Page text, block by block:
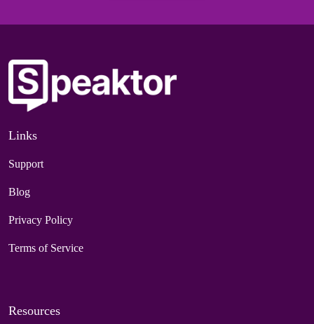
Links
Support
Blog
Privacy Policy
Terms of Service
Resources